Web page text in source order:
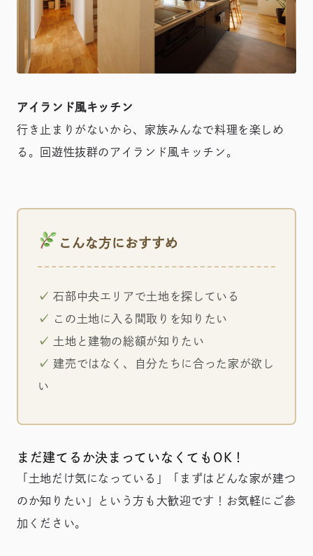
アイランド風キッチン
行き止まりがないから、家族みんなで料理を楽しめ
る。回遊性抜群のアイランド風キッチン。
こんな方におすすめ
✓石部中央エリアで土地を探している
✓
この土地に入る間取りを知りたい
✓ 土地と建物の総額が知りたい
✓建売ではなく、自分たちに合った家が欲し
い
まだ建てるか決まっていなくてもOK！
「土地だけ気になっている」「まずはどんな家が建つ
のか知りたい」という方も大歓迎です！お気軽にご参
加ください。